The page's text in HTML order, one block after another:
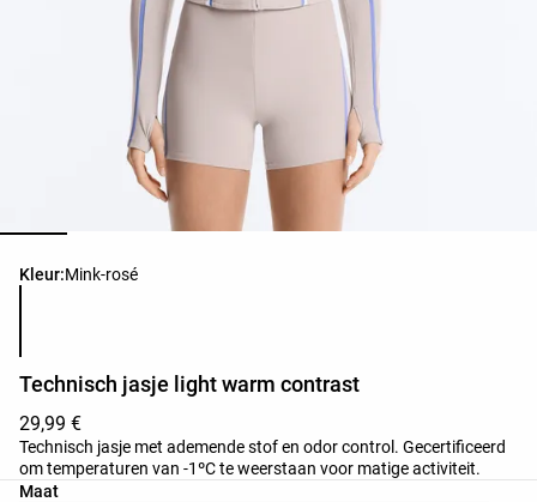
Kleur:Mink-rosé
Lijst met productkleuren
Technisch jasje light warm contrast
29,99 €
Technisch jasje met ademende stof en odor control. Gecertificeerd
om temperaturen van -1ºC te weerstaan voor matige activiteit.
Maat
Lijst met productmaten